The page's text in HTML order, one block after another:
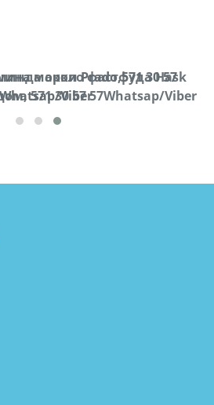
около фастфуда Hask
571 30 57 57Whatsap/Viber
марки Prado,571 30 57
Viber